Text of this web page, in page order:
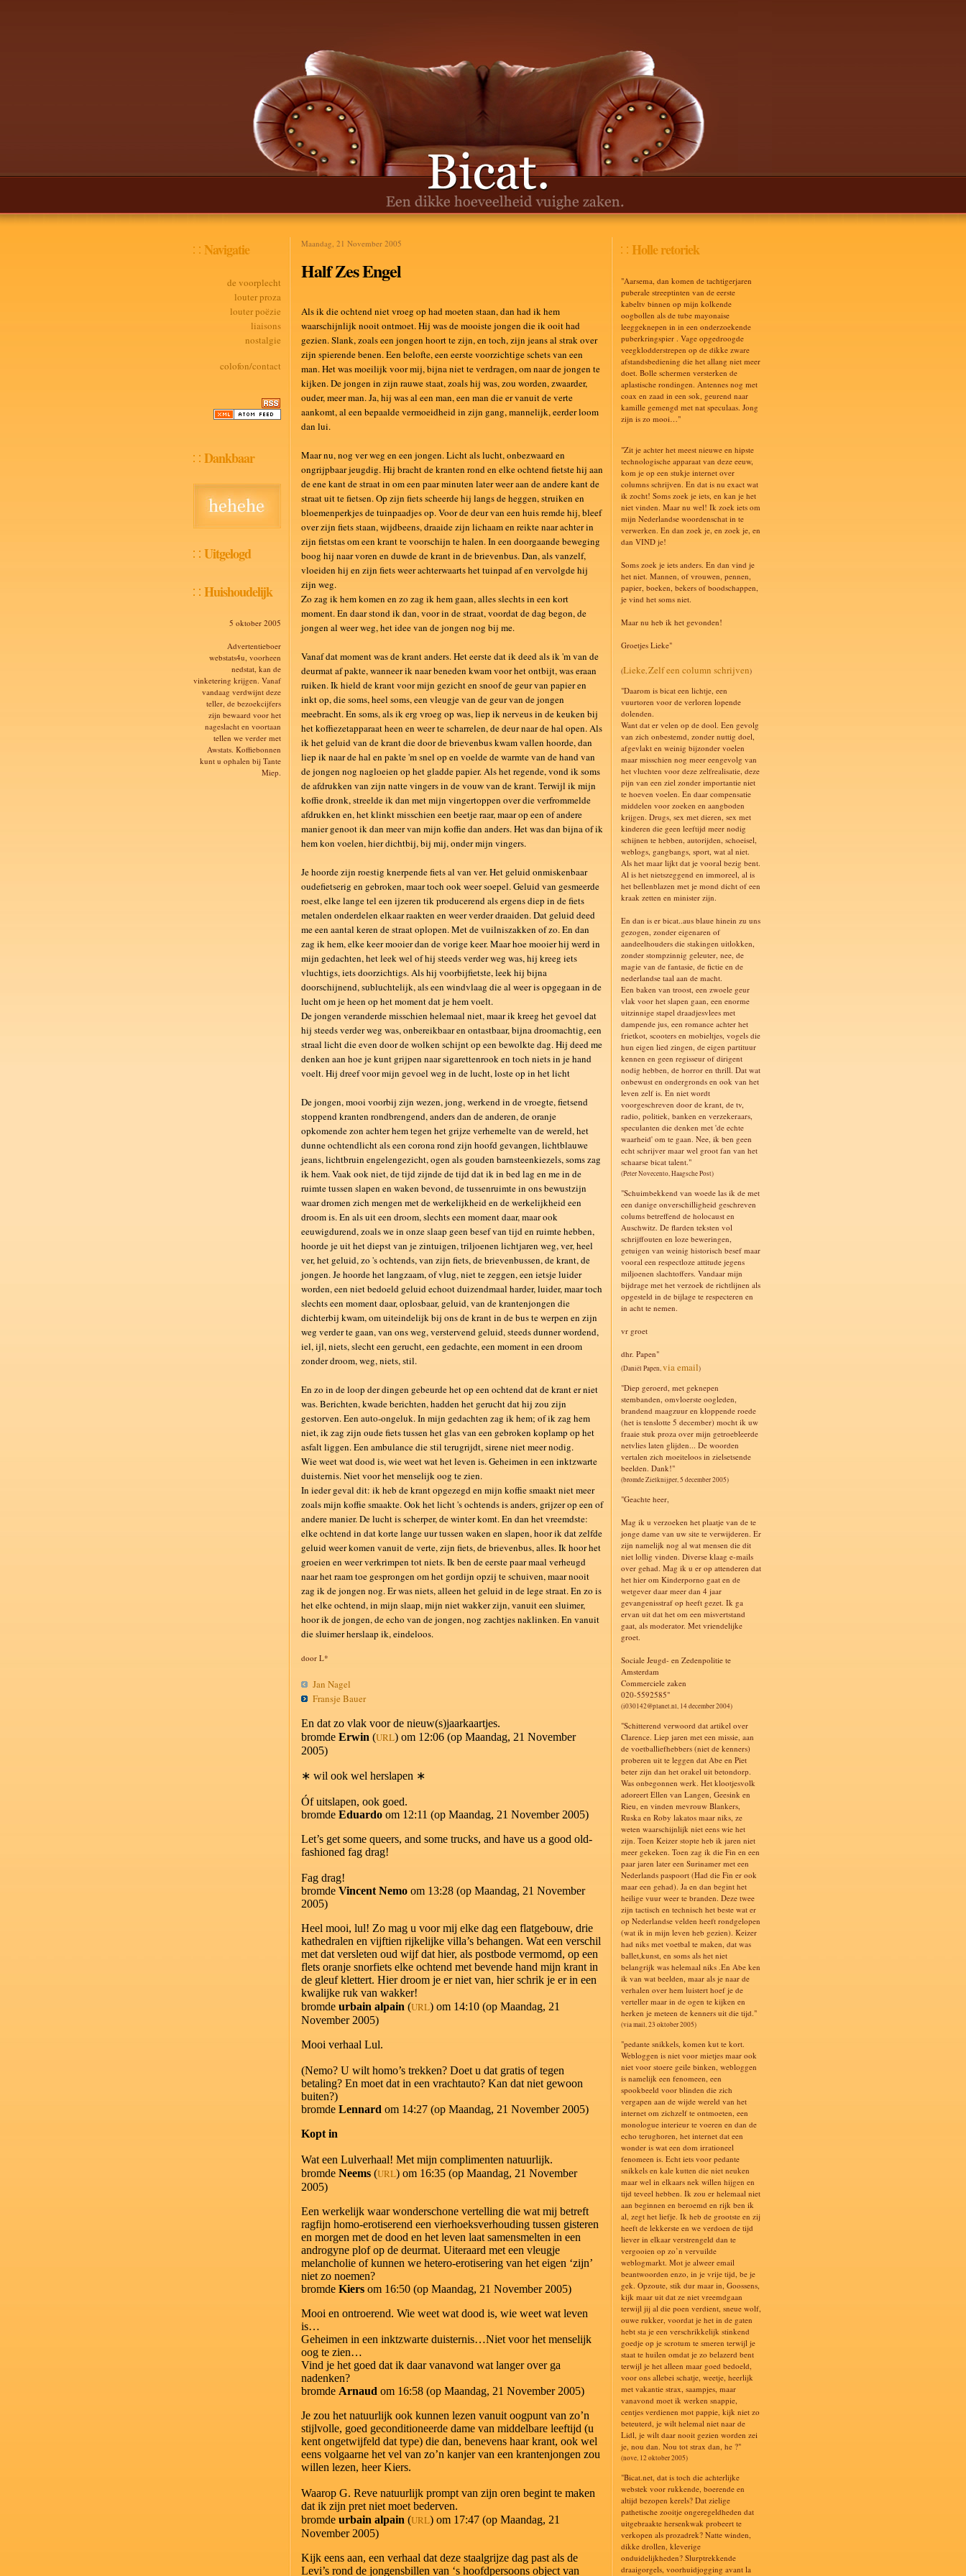
Navigatie
de voorplecht
louter proza
louter poëzie
liaisons
nostalgie
colofon/contact
Dankbaar
Uitgelogd
Huishoudelijk
5 oktober 2005
Advertentieboer
webstats4u, voorheen
nedstat, kan de
vinketering krijgen. Vanaf
vandaag verdwijnt deze
teller, de bezoekcijfers
zijn bewaard voor het
nageslacht en voortaan
tellen we verder met
Awstats. Koffiebonnen
kunt u ophalen bij Tante
Miep.
Maandag, 21 November 2005
Half Zes Engel
Als ik die ochtend niet vroeg op had moeten staan, dan had ik hem
waarschijnlijk nooit ontmoet. Hij was de mooiste jongen die ik ooit had
gezien. Slank, zoals een jongen hoort te zijn, en toch, zijn jeans al strak over
zijn spierende benen. Een belofte, een eerste voorzichtige schets van een
man. Het was moeilijk voor mij, bijna niet te verdragen, om naar de jongen te
kijken. De jongen in zijn rauwe staat, zoals hij was, zou worden, zwaarder,
ouder, meer man. Ja, hij was al een man, een man die er vanuit de verte
aankomt, al een bepaalde vermoeidheid in zijn gang, mannelijk, eerder loom
dan lui.
Maar nu, nog ver weg en een jongen. Licht als lucht, onbezwaard en
ongrijpbaar jeugdig. Hij bracht de kranten rond en elke ochtend fietste hij aan
de ene kant de straat in om een paar minuten later weer aan de andere kant de
straat uit te fietsen. Op zijn fiets scheerde hij langs de heggen, struiken en
bloemenperkjes de tuinpaadjes op. Voor de deur van een huis remde hij, bleef
over zijn fiets staan, wijdbeens, draaide zijn lichaam en reikte naar achter in
zijn fietstas om een krant te voorschijn te halen. In een doorgaande beweging
boog hij naar voren en duwde de krant in de brievenbus. Dan, als vanzelf,
vloeiden hij en zijn fiets weer achterwaarts het tuinpad af en vervolgde hij
zijn weg.
Zo zag ik hem komen en zo zag ik hem gaan, alles slechts in een kort
moment. En daar stond ik dan, voor in de straat, voordat de dag begon, de
jongen al weer weg, het idee van de jongen nog bij me.
Vanaf dat moment was de krant anders. Het eerste dat ik deed als ik 'm van de
deurmat af pakte, wanneer ik naar beneden kwam voor het ontbijt, was eraan
ruiken. Ik hield de krant voor mijn gezicht en snoof de geur van papier en
inkt op, die soms, heel soms, een vleugje van de geur van de jongen
meebracht. En soms, als ik erg vroeg op was, liep ik nerveus in de keuken bij
het koffiezetapparaat heen en weer te scharrelen, de deur naar de hal open. Als
ik het geluid van de krant die door de brievenbus kwam vallen hoorde, dan
liep ik naar de hal en pakte 'm snel op en voelde de warmte van de hand van
de jongen nog nagloeien op het gladde papier. Als het regende, vond ik soms
de afdrukken van zijn natte vingers in de vouw van de krant. Terwijl ik mijn
koffie dronk, streelde ik dan met mijn vingertoppen over die verfrommelde
afdrukken en, het klinkt misschien een beetje raar, maar op een of andere
manier genoot ik dan meer van mijn koffie dan anders. Het was dan bijna of ik
hem kon voelen, hier dichtbij, bij mij, onder mijn vingers.
Je hoorde zijn roestig knerpende fiets al van ver. Het geluid onmiskenbaar
oudefietserig en gebroken, maar toch ook weer soepel. Geluid van gesmeerde
roest, elke lange tel een ijzeren tik producerend als ergens diep in de fiets
metalen onderdelen elkaar raakten en weer verder draaiden. Dat geluid deed
me een aantal keren de straat oplopen. Met de vuilniszakken of zo. En dan
zag ik hem, elke keer mooier dan de vorige keer. Maar hoe mooier hij werd in
mijn gedachten, het leek wel of hij steeds verder weg was, hij kreeg iets
vluchtigs, iets doorzichtigs. Als hij voorbijfietste, leek hij bijna
doorschijnend, subluchtelijk, als een windvlaag die al weer is opgegaan in de
lucht om je heen op het moment dat je hem voelt.
De jongen veranderde misschien helemaal niet, maar ik kreeg het gevoel dat
hij steeds verder weg was, onbereikbaar en ontastbaar, bijna droomachtig, een
straal licht die even door de wolken schijnt op een bewolkte dag. Hij deed me
denken aan hoe je kunt grijpen naar sigarettenrook en toch niets in je hand
voelt. Hij dreef voor mijn gevoel weg in de lucht, loste op in het licht
De jongen, mooi voorbij zijn wezen, jong, werkend in de vroegte, fietsend
stoppend kranten rondbrengend, anders dan de anderen, de oranje
opkomende zon achter hem tegen het grijze verhemelte van de wereld, het
dunne ochtendlicht als een corona rond zijn hoofd gevangen, lichtblauwe
jeans, lichtbruin engelengezicht, ogen als gouden barnsteenkiezels, soms zag
ik hem. Vaak ook niet, de tijd zijnde de tijd dat ik in bed lag en me in de
ruimte tussen slapen en waken bevond, de tussenruimte in ons bewustzijn
waar dromen zich mengen met de werkelijkheid en de werkelijkheid een
droom is. En als uit een droom, slechts een moment daar, maar ook
eeuwigdurend, zoals we in onze slaap geen besef van tijd en ruimte hebben,
hoorde je uit het diepst van je zintuigen, triljoenen lichtjaren weg, ver, heel
ver, het geluid, zo 's ochtends, van zijn fiets, de brievenbussen, de krant, de
jongen. Je hoorde het langzaam, of vlug, niet te zeggen, een ietsje luider
worden, een niet bedoeld geluid echoot duizendmaal harder, luider, maar toch
slechts een moment daar, oplosbaar, geluid, van de krantenjongen die
dichterbij kwam, om uiteindelijk bij ons de krant in de bus te werpen en zijn
weg verder te gaan, van ons weg, verstervend geluid, steeds dunner wordend,
iel, ijl, niets, slecht een gerucht, een gedachte, een moment in een droom
zonder droom, weg, niets, stil.
En zo in de loop der dingen gebeurde het op een ochtend dat de krant er niet
was. Berichten, kwade berichten, hadden het gerucht dat hij zou zijn
gestorven. Een auto-ongeluk. In mijn gedachten zag ik hem; of ik zag hem
niet, ik zag zijn oude fiets tussen het glas van een gebroken koplamp op het
asfalt liggen. Een ambulance die stil terugrijdt, sirene niet meer nodig.
Wie weet wat dood is, wie weet wat het leven is. Geheimen in een inktzwarte
duisternis. Niet voor het menselijk oog te zien.
In ieder geval dit: ik heb de krant opgezegd en mijn koffie smaakt niet meer
zoals mijn koffie smaakte. Ook het licht 's ochtends is anders, grijzer op een of
andere manier. De lucht is scherper, de winter komt. En dan het vreemdste:
elke ochtend in dat korte lange uur tussen waken en slapen, hoor ik dat zelfde
geluid weer komen vanuit de verte, zijn fiets, de brievenbus, alles. Ik hoor het
groeien en weer verkrimpen tot niets. Ik ben de eerste paar maal verheugd
naar het raam toe gesprongen om het gordijn opzij te schuiven, maar nooit
zag ik de jongen nog. Er was niets, alleen het geluid in de lege straat. En zo is
het elke ochtend, in mijn slaap, mijn niet wakker zijn, vanuit een sluimer,
hoor ik de jongen, de echo van de jongen, nog zachtjes naklinken. En vanuit
die sluimer herslaap ik, eindeloos.
door L*
Jan Nagel
Fransje Bauer
En dat zo vlak voor de nieuw(s)jaarkaartjes.
bromde Erwin (URL) om 12:06 (op Maandag, 21 November
2005)
∗ wil ook wel herslapen ∗
Óf uitslapen, ook goed.
bromde Eduardo om 12:11 (op Maandag, 21 November 2005)
Let’s get some queers, and some trucks, and have us a good old-
fashioned fag drag!
Fag drag!
bromde Vincent Nemo om 13:28 (op Maandag, 21 November
2005)
Heel mooi, lul! Zo mag u voor mij elke dag een flatgebouw, drie
kathedralen en vijftien rijkelijke villa’s behangen. Wat een verschil
met dat versleten oud wijf dat hier, als postbode vermomd, op een
flets oranje snorfiets elke ochtend met bevende hand mijn krant in
de gleuf klettert. Hier droom je er niet van, hier schrik je er in een
kwalijke ruk van wakker!
bromde urbain alpain (URL) om 14:10 (op Maandag, 21
November 2005)
Mooi verhaal Lul.
(Nemo? U wilt homo’s trekken? Doet u dat gratis of tegen
betaling? En moet dat in een vrachtauto? Kan dat niet gewoon
buiten?)
bromde Lennard om 14:27 (op Maandag, 21 November 2005)
Kopt in
Wat een Lulverhaal! Met mijn complimenten natuurlijk.
bromde Neems (URL) om 16:35 (op Maandag, 21 November
2005)
Een werkelijk waar wonderschone vertelling die wat mij betreft
ragfijn homo-erotiserend een vierhoeksverhouding tussen gisteren
en morgen met de dood en het leven laat samensmelten in een
androgyne plof op de deurmat. Uiteraard met een vleugje
melancholie of kunnen we hetero-erotisering van het eigen ‘zijn’
niet zo noemen?
bromde Kiers om 16:50 (op Maandag, 21 November 2005)
Mooi en ontroerend. Wie weet wat dood is, wie weet wat leven
is…
Geheimen in een inktzwarte duisternis…Niet voor het menselijk
oog te zien…
Vind je het goed dat ik daar vanavond wat langer over ga
nadenken?
bromde Arnaud om 16:58 (op Maandag, 21 November 2005)
Je zou het natuurlijk ook kunnen lezen vanuit oogpunt van zo’n
stijlvolle, goed geconditioneerde dame van middelbare leeftijd (u
kent ongetwijfeld dat type) die dan, benevens haar krant, ook wel
eens volgaarne het vel van zo’n kanjer van een krantenjongen zou
willen lezen, heer Kiers.
Waarop G. Reve natuurlijk prompt van zijn oren begint te maken
dat ik zijn pret niet moet bederven.
bromde urbain alpain (URL) om 17:47 (op Maandag, 21
November 2005)
Kijk eens aan, een verhaal dat deze staalgrijze dag past als de
Levi’s rond de jongensbillen van ‘s hoofdpersoons object van
Holle retoriek
"Aarsema, dan komen de tachtigerjaren
puberale streeptinten van de eerste
kabeltv binnen op mijn kolkende
oogbollen als de tube mayonaise
leeggeknepen in in een onderzoekende
puberkringspier . Vage opgedroogde
veegklodderstrepen op de dikke zware
afstandsbediening die het allang niet meer
doet. Bolle schermen versterken de
aplastische rondingen. Antennes nog met
coax en zaad in een sok, geurend naar
kamille gemengd met nat speculaas. Jong
zijn is zo mooi…"
"Zit je achter het meest nieuwe en hipste
technologische apparaat van deze eeuw,
kom je op een stukje internet over
columns schrijven. En dat is nu exact wat
ik zocht! Soms zoek je iets, en kan je het
niet vinden. Maar nu wel! Ik zoek iets om
mijn Nederlandse woordenschat in te
verwerken. En dan zoek je, en zoek je, en
dan VIND je!
Soms zoek je iets anders. En dan vind je
het niet. Mannen, of vrouwen, pennen,
papier, boeken, bekers of boodschappen,
je vind het soms niet.
Maar nu heb ik het gevonden!
Groetjes Lieke"
(Lieke,Zelf een column schrijven)
"Daarom is bicat een lichtje, een
vuurtoren voor de verloren lopende
dolenden.
Want dat er velen op de dool. Een gevolg
van zich onbestemd, zonder nuttig doel,
afgevlakt en weinig bijzonder voelen
maar misschien nog meer eengevolg van
het vluchten voor deze zelfrealisatie, deze
pijn van een ziel zonder importantie niet
te hoeven voelen. En daar compensatie
middelen voor zoeken en aangboden
krijgen. Drugs, sex met dieren, sex met
kinderen die geen leeftijd meer nodig
schijnen te hebben, autorijden, schoeisel,
weblogs, gangbangs, sport, wat al niet.
Als het maar lijkt dat je vooral bezig bent.
Al is het nietszeggend en immoreel, al is
het bellenblazen met je mond dicht of een
kraak zetten en minister zijn.
En dan is er bicat..aus blaue hinein zu uns
gezogen, zonder eigenaren of
aandeelhouders die stakingen uitlokken,
zonder stompzinnig geleuter, nee, de
magie van de fantasie, de fictie en de
nederlandse taal aan de macht.
Een baken van troost, een zwoele geur
vlak voor het slapen gaan, een enorme
uitzinnige stapel draadjesvlees met
dampende jus, een romance achter het
frietkot, scooters en mobieltjes, vogels die
hun eigen lied zingen, de eigen partituur
kennen en geen regisseur of dirigent
nodig hebben, de horror en thrill. Dat wat
onbewust en ondergronds en ook van het
leven zelf is. En niet wordt
voorgeschreven door de krant, de tv,
radio, politiek, banken en verzekeraars,
speculanten die denken met 'de echte
waarheid' om te gaan. Nee, ik ben geen
echt schrijver maar wel groot fan van het
schaarse bicat talent."
(Peter Novecento, Haagsche Post)
"Schuimbekkend van woede las ik de met
een danige onverschilligheid geschreven
colums betreffend de holocaust en
Auschwitz. De flarden teksten vol
schrijffouten en loze beweringen,
getuigen van weinig historisch besef maar
vooral een respectloze attitude jegens
miljoenen slachtoffers. Vandaar mijn
bijdrage met het verzoek de richtlijnen als
opgesteld in de bijlage te respecteren en
in acht te nemen.
vr groet
dhr. Papen"
(Daniël Papen,via email)
"Diep geroerd, met geknepen
stembanden, omvloerste oogleden,
brandend maagzuur en kloppende roede
(het is tenslotte 5 december) mocht ik uw
fraaie stuk proza over mijn getroebleerde
netvlies laten glijden... De woorden
vertalen zich moeiteloos in zielsetsende
beelden. Dank!"
(bromde Zielknijper, 5 december 2005)
"Geachte heer,
Mag ik u verzoeken het plaatje van de te
jonge dame van uw site te verwijderen. Er
zijn namelijk nog al wat mensen die dit
niet lollig vinden. Diverse klaag e-mails
over gehad. Mag ik u er op attenderen dat
het hier om Kinderporno gaat en de
wetgever daar meer dan 4 jaar
gevangenisstraf op heeft gezet. Ik ga
ervan uit dat het om een misvertstand
gaat, als moderator. Met vriendelijke
groet.
Sociale Jeugd- en Zedenpolitie te
Amsterdam
Commerciele zaken
020-5592585"
(i030142@planet.nl, 14 december 2004)
"Schitterend verwoord dat artikel over
Clarence. Liep jaren met een missie, aan
de voetballiefhebbers (niet de kenners)
proberen uit te leggen dat Abe en Piet
beter zijn dan het orakel uit betondorp.
Was onbegonnen werk. Het klootjesvolk
adoreert Ellen van Langen, Geesink en
Rieu, en vinden mevrouw Blankers,
Ruska en Roby lakatos maar niks, ze
weten waarschijnlijk niet eens wie het
zijn. Toen Keizer stopte heb ik jaren niet
meer gekeken. Toen zag ik die Fin en een
paar jaren later een Surinamer met een
Nederlands paspoort (Had die Fin er ook
maar een gehad). Ja en dan begint het
heilige vuur weer te branden. Deze twee
zijn tactisch en technisch het beste wat er
op Nederlandse velden heeft rondgelopen
(wat ik in mijn leven heb gezien). Keizer
had niks met voetbal te maken, dat was
ballet,kunst, en soms als het niet
belangrijk was helemaal niks .En Abe ken
ik van wat beelden, maar als je naar de
verhalen over hem luistert hoef je de
verteller maar in de ogen te kijken en
herken je meteen de kenners uit die tijd."
(via mail, 23 oktober 2005)
"pedante snikkels, komen kut te kort.
Webloggen is niet voor mietjes maar ook
niet voor stoere geile binken, webloggen
is namelijk een fenomeen, een
spookbeeld voor blinden die zich
vergapen aan de wijde wereld van het
internet om zichzelf te ontmoeten, een
monologue interieur te voeren en dan de
echo terughoren, het internet dat een
wonder is wat een dom irrationeel
fenomeen is. Echt iets voor pedante
snikkels en kale kutten die niet neuken
maar wel in elkaars nek willen hijgen en
tijd teveel hebben. Ik zou er helemaal niet
aan beginnen en beroemd en rijk ben ik
al, zegt het liefje. Ik heb de grootste en zij
heeft de lekkerste en we verdoen de tijd
liever in elkaar verstrengeld dan te
vergooien op zo’n vervuilde
weblogmarkt. Mot je alweer email
beantwoorden enzo, in je vrije tijd, be je
gek. Opzoute, stik dur maar in, Goossens,
kijk maar uit dat ze niet vreemdgaan
terwijl jij al die poen verdient, sneue wolf,
ouwe rukker, voordat je het in de gaten
hebt sta je een verschrikkelijk stinkend
goedje op je scrotum te smeren terwijl je
staat te huilen omdat je zo belazerd bent
terwijl je het alleen maar goed bedoeld,
voor ons allebei schatje, weetje, heerlijk
met vakantie strax, saampjes, maar
vanavond moet ik werken snappie,
centjes verdienen mot pappie, kijk niet zo
beteuterd, je wilt helemal niet naar de
Lidl, je wilt daar nooit gezien worden zei
je, nou dan. Nou tot strax dan, he ?"
(nove, 12 oktober 2005)
"Bicat.net, dat is toch die achterlijke
webstek voor rukkende, boerende en
altijd bezopen kerels? Dat zielige
pathetische zooitje ongeregeldheden dat
uitgebraakte hersenkwak probeert te
verkopen als prozadrek? Natte winden,
dikke drollen, kleverige
onduidelijkheden? Slurptrekkende
draaigorgels, voorhuidjogging avant la